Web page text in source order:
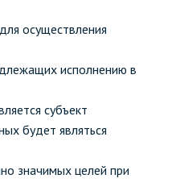
осуществления
исполнению в
субъект
будет являться
значимых целей при